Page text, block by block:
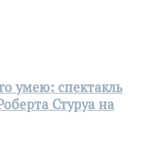
умею: спектакль
Стуруа на